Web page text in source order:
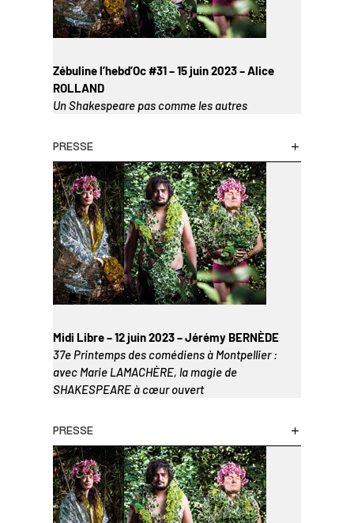
Zébuline l’hebd’Oc #31 – 15 juin 2023 – Alice
ROLLAND
Un Shakespeare pas comme les autres
PRESSE
Midi Libre – 12 juin 2023 – Jérémy BERNÈDE
37e Printemps des comédiens à Montpellier :
avec Marie LAMACHÈRE, la magie de
SHAKESPEARE à cœur ouvert
PRESSE